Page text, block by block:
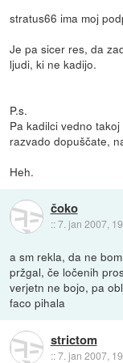
stratus66 ima moj
Je pa sicer res, da
ljudi, ki ne kadijo.
P.s.
Pa kadilci vedno
razvado dopuščate,
Heh.
čoko
::7. jan 2007,
a sm rekla, da ne
pržgal, če ločenih
verjetn ne bojo, pa
faco pihala
strictom
::7. jan 2007,